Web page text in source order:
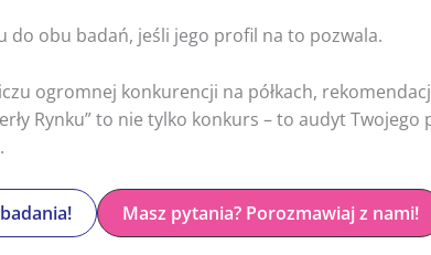
do obu badań, jeśli jego profil na to pozwala.
ogromnej konkurencji na półkach,
Rynku” to nie tylko konkurs – to audyt
Masz pytania? Porozmawiaj z nami!